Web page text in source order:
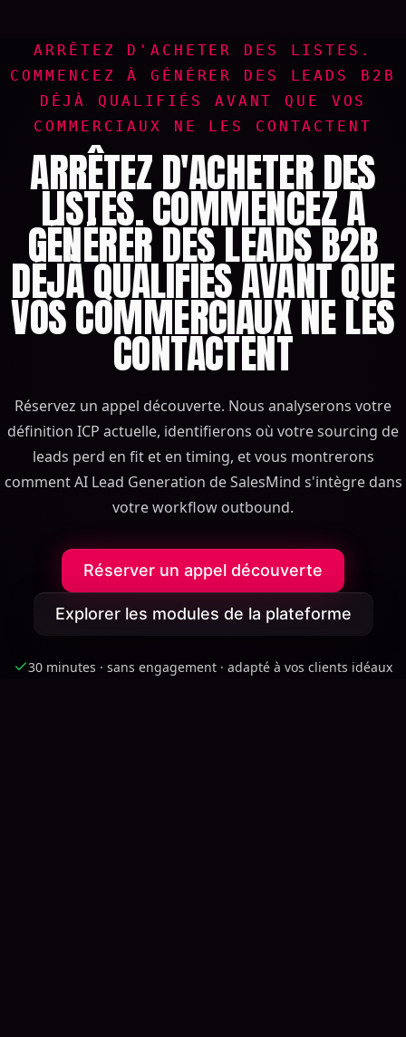
ARRÊTEZ D'ACHETER DES LISTES.
COMMENCEZ À GÉNÉRER DES LEADS B2B
DÉJÀ QUALIFIÉS AVANT QUE VOS
COMMERCIAUX NE LES CONTACTENT
ARRÊTEZ D'ACHETER DES
LISTES. COMMENCEZ À
GÉNÉRER DES LEADS B2B
DÉJÀ QUALIFIÉS AVANT QUE
VOS COMMERCIAUX NE LES
CONTACTENT
Réservez un appel découverte. Nous analyserons votre
définition ICP actuelle, identifierons où votre sourcing de
leads perd en fit et en timing, et vous montrerons
comment AI Lead Generation de SalesMind s'intègre dans
votre workflow outbound.
Réserver un appel découverte
Explorer les modules de la plateforme
30 minutes · sans engagement · adapté à vos clients idéaux